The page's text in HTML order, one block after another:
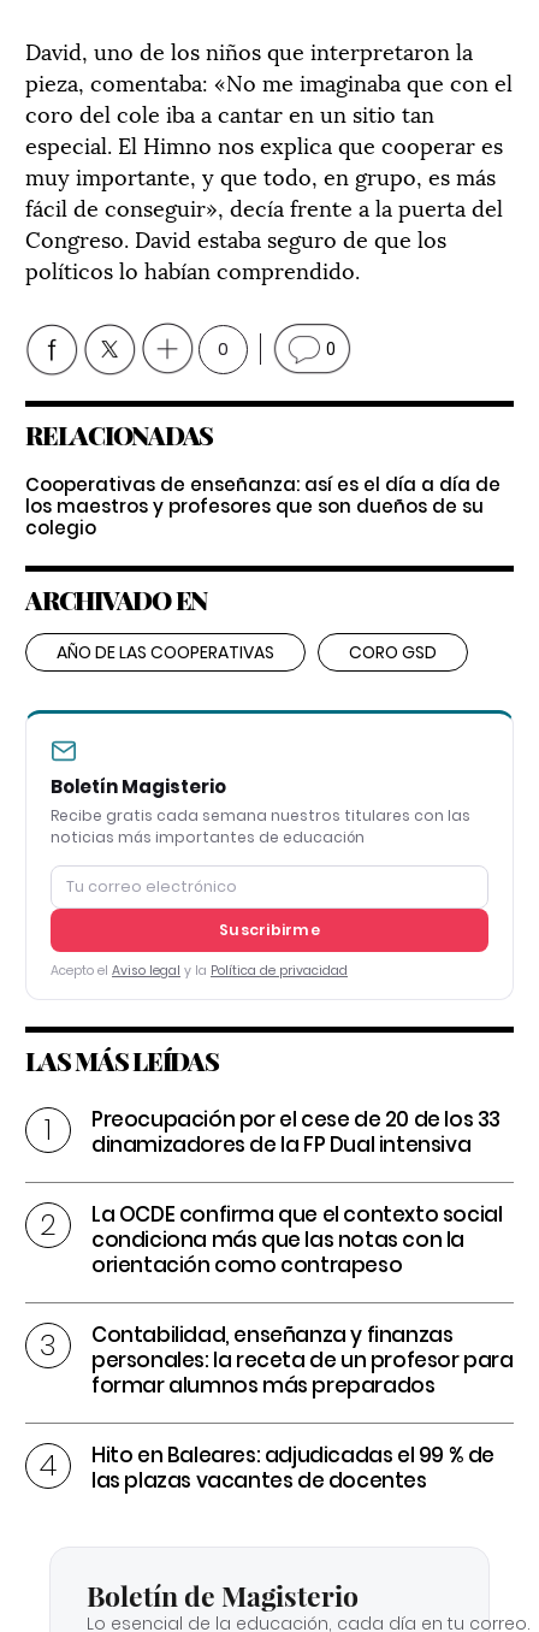
David, uno de los niños que interpretaron la
pieza, comentaba: «No me imaginaba que con el
coro del cole iba a cantar en un sitio tan
especial. El Himno nos explica que cooperar es
muy importante, y que todo, en grupo, es más
fácil de conseguir», decía frente a la puerta del
Congreso. David estaba seguro de que los
políticos lo habían comprendido.
0 0
RELACIONADAS
Cooperativas de enseñanza: así es el día a día de
los maestros y profesores que son dueños de su
colegio
ARCHIVADO EN
AÑO DE LAS COOPERATIVAS CORO GSD
Boletín Magisterio
Recibe gratis cada semana nuestros titulares con las
noticias más importantes de educación
Suscribirme
Acepto el Aviso legal y la Política de privacidad
LAS MÁS LEÍDAS
Preocupación por el cese de 20 de los 33
dinamizadores de la FP Dual intensiva
La OCDE confirma que el contexto social
condiciona más que las notas con la
orientación como contrapeso
Contabilidad, enseñanza y finanzas
personales: la receta de un profesor para
formar alumnos más preparados
Hito en Baleares: adjudicadas el 99 % de
las plazas vacantes de docentes
Boletín de Magisterio
Lo esencial de la educación, cada día en tu correo.